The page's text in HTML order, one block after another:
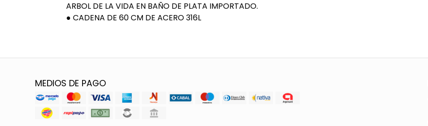
ARBOL DE LA VIDA EN BAÑO DE PLATA IMPORTADO.
● CADENA DE 60 CM DE ACERO 316L
MEDIOS DE PAGO